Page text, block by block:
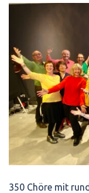
350 Chöre mit